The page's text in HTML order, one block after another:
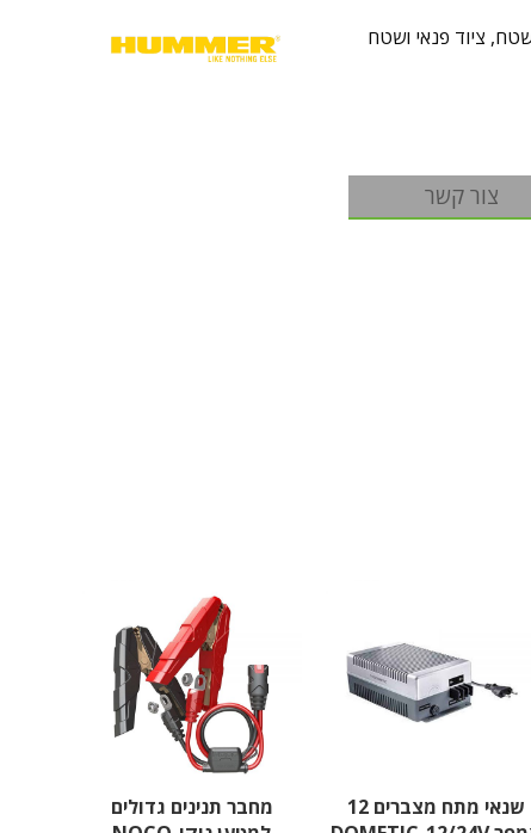
שטח, ציוד פנאי ושטח
צור קשר
שנאי מתח מצברים 12
מחבר תנינים גדולים